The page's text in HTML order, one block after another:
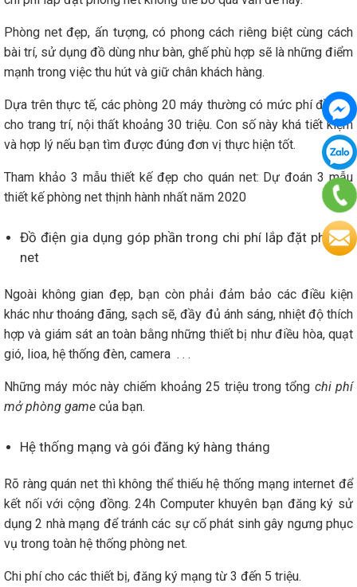
Phòng net đẹp, ấn tượng, có phong cách riêng biệt cùng cách
bài trí, sử dụng đồ dùng như bàn, ghế phù hợp sẽ là những điểm
mạnh trong việc thu hút và giữ chân khách hàng.
Dựa trên thực tế, các phòng 20 máy thường có mức phí đầu tư
cho trang trí, nội thất khoảng 30 triệu. Con số này khá tiết kiệm
và hợp lý nếu bạn tìm được đúng đơn vị thực hiện tốt.
Tham khảo 3 mẫu thiết kế đẹp cho quán net: Dự đoán 3 mẫu
thiết kế phòng net thịnh hành nhất năm 2020
Đồ điện gia dụng góp phần trong chi phí lắp đặt phòng
net
Ngoài không gian đẹp, bạn còn phải đảm bảo các điều kiện
khác như thoáng đãng, sạch sẽ, đầy đủ ánh sáng, nhiệt độ thích
hợp và giám sát an toàn bằng những thiết bị như điều hòa, quạt
gió, lioa, hệ thống đèn, camera . . .
Những máy móc này chiếm khoảng 25 triệu trong tổng chi phí
mở phòng game của bạn.
Hệ thống mạng và gói đăng ký hàng tháng
Rõ ràng quán net thì không thể thiếu hệ thống mạng internet để
kết nối với cộng đồng. 24h Computer khuyên bạn đăng ký sử
dụng 2 nhà mạng để tránh các sự cố phát sinh gây ngưng phục
vụ trong toàn hệ thống phòng net.
Chi phí cho các thiết bị, đăng ký mạng từ 3 đến 5 triệu.